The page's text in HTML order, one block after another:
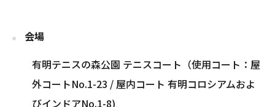
会場
有明テニスの森公園 テニスコート（使用コート：屋
外コートNo.1-23 / 屋内コート 有明コロシアムおよ
びインドアNo.1-8)